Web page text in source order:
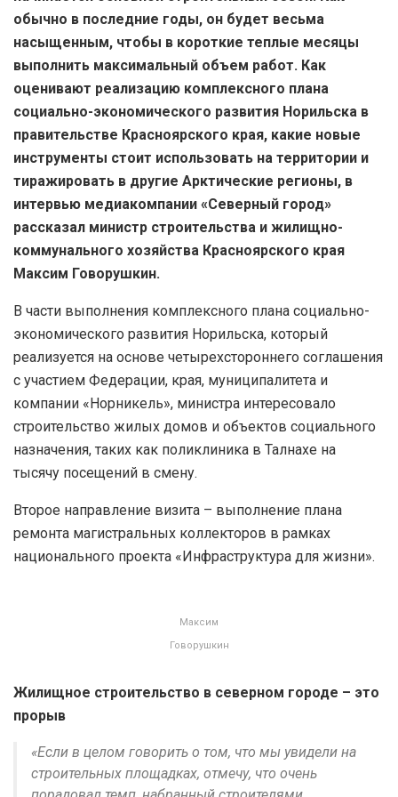
обычно в последние годы, он будет весьма
насыщенным, чтобы в короткие теплые месяцы
выполнить максимальный объем работ. Как
оценивают реализацию комплексного плана
социально-экономического развития Норильска в
правительстве Красноярского края, какие новые
инструменты стоит использовать на территории и
тиражировать в другие Арктические регионы, в
интервью медиакомпании «Северный город»
рассказал министр строительства и жилищно-
коммунального хозяйства Красноярского края
Максим Говорушкин.
В части выполнения комплексного плана социально-
экономического развития Норильска, который
реализуется на основе четырехстороннего соглашения
с участием Федерации, края, муниципалитета и
компании «Норникель», министра интересовало
строительство жилых домов и объектов социального
назначения, таких как поликлиника в Талнахе на
тысячу посещений в смену.
Второе направление визита – выполнение плана
ремонта магистральных коллекторов в рамках
национального проекта «Инфраструктура для жизни».
Максим
Говорушкин
Жилищное строительство в северном городе – это
прорыв
«Если в целом говорить о том, что мы увидели на
строительных площадках, отмечу, что очень